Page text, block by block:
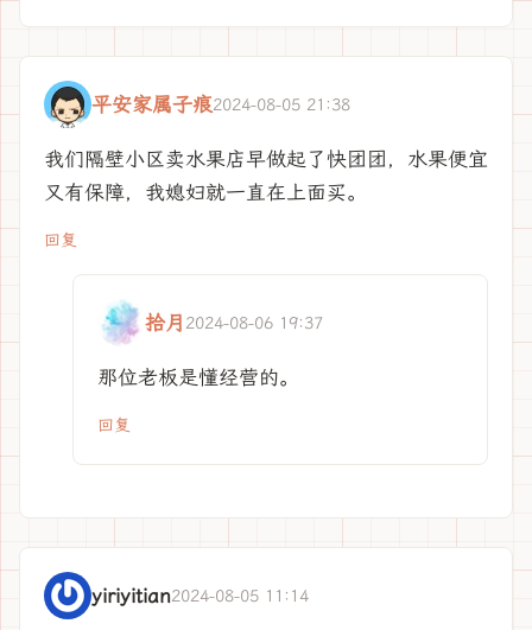
平安家属子痕2024-08-05 21:38
我们隔壁小区卖水果店早做起了快团团，水果便宜
又有保障，我媳妇就一直在上面买。
回复
拾月 2024-08-06 19:37
那位老板是懂经营的。
回复
yiriyitian2024-08-05 11:14